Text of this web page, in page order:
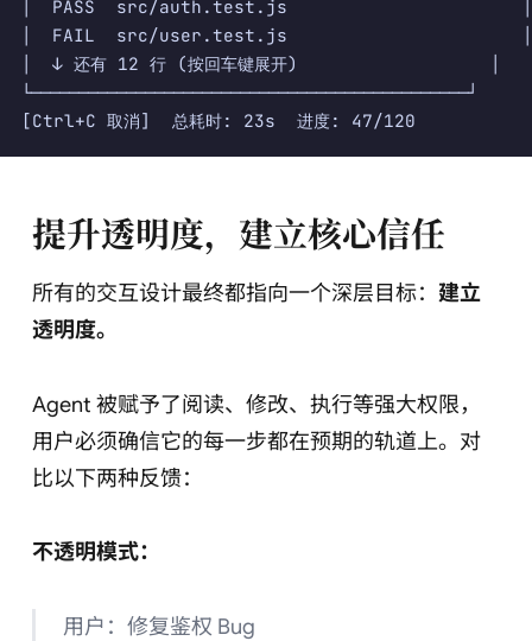
│  PASS  src/auth.test.js                      │
│  FAIL  src/user.test.js                      │
│  ↓ 还有 12 行 (按回车键展开)                  │
└──────────────────────────────────────────────┘
提升透明度，建立核心信任
所有的交互设计最终都指向一个深层目标： 建立
透明度。
Agent 被赋予了阅读、修改、执行等强大权限，
用户必须确信它的每一步都在预期的轨道上。对
比以下两种反馈：
不透明模式：
用户：修复鉴权 Bug